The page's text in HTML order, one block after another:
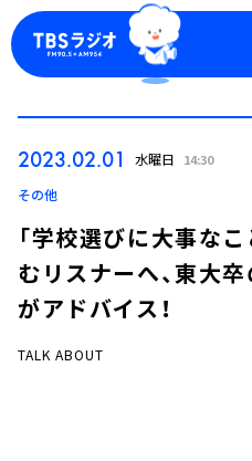
2023.02.01 水曜日 14:30
その他
「学校選びに大事な
むリスナーへ、東大
がアドバイス！
TALK ABOUT